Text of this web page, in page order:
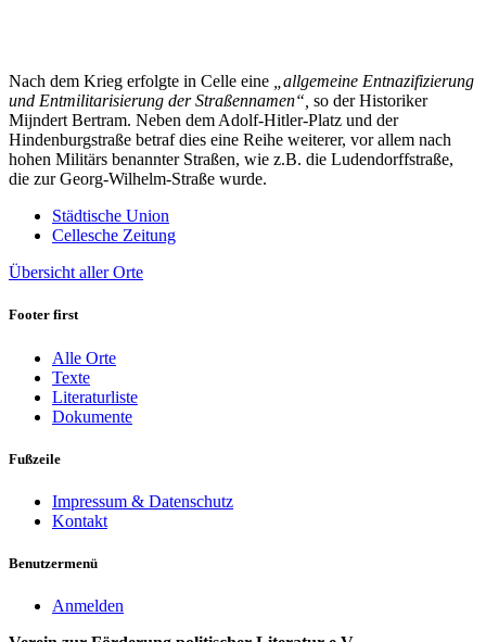
Nach dem Krieg erfolgte in Celle eine
„allgemeine Entnazifizierung
und Entmilitarisierung der Straßennamen“, so der Historiker
Mijndert Bertram. Neben dem Adolf-Hitler-Platz und der
Hindenburgstraße betraf dies eine Reihe weiterer, vor allem nach
hohen Militärs benannter Straßen, wie z.B. die Ludendorffstraße,
die zur Georg-Wilhelm-Straße wurde.
Städtische Union
Cellesche Zeitung
Übersicht aller Orte
Footer first
Alle Orte
Texte
Literaturliste
Dokumente
Fußzeile
Impressum & Datenschutz
Kontakt
Benutzermenü
Anmelden